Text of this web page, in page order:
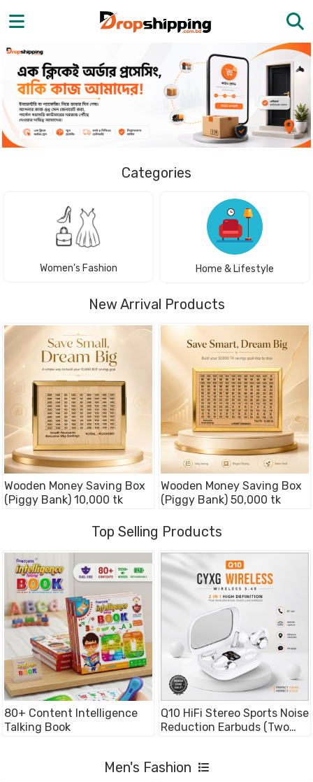
Categories
Women's Fashion Home & Lifestyle
New Arrival Products
Wooden Money Saving Box
(Piggy Bank) 10,000 tk
Wooden Money Saving Box
(Piggy Bank) 50,000 tk
Top Selling Products
80+ Content Intelligence
Talking Book
Q10 HiFi Stereo Sports Noise
Reduction Earbuds (Two
Men's Fashion